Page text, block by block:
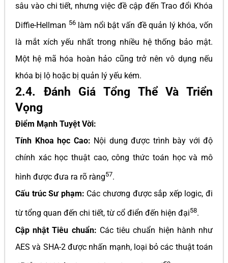
sâu vào chi tiết, nhưng việc đề cập đến Trao đổi Khóa
Diffie-Hellman 56làm nổi bật vấn đề quản lý khóa, vốn
là mắt xích yếu nhất trong nhiều hệ thống bảo mật.
Một hệ mã hóa hoàn hảo cũng trở nên vô dụng nếu
khóa bị lộ hoặc bị quản lý yếu kém.
2.4. Đánh Giá Tổng Thể Và Triển
Vọng
Điểm Mạnh Tuyệt Vời:
Tính Khoa học Cao: Nội dung được trình bày với độ
chính xác học thuật cao, công thức toán học và mô
hình được đưa ra rõ ràng57.
Cấu trúc Sư phạm: Các chương được sắp xếp logic, đi
từ tổng quan đến chi tiết, từ cổ điển đến hiện đại58.
Cập nhật Tiêu chuẩn: Các tiêu chuẩn hiện hành như
AES và SHA-2 được nhấn mạnh, loại bỏ các thuật toán